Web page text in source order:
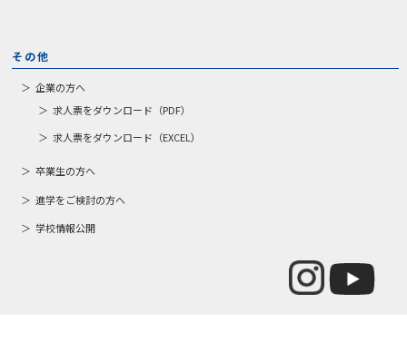
その他
企業の方へ
求人票をダウンロード（PDF）
求人票をダウンロード（EXCEL）
卒業生の方へ
進学をご検討の方へ
学校情報公開